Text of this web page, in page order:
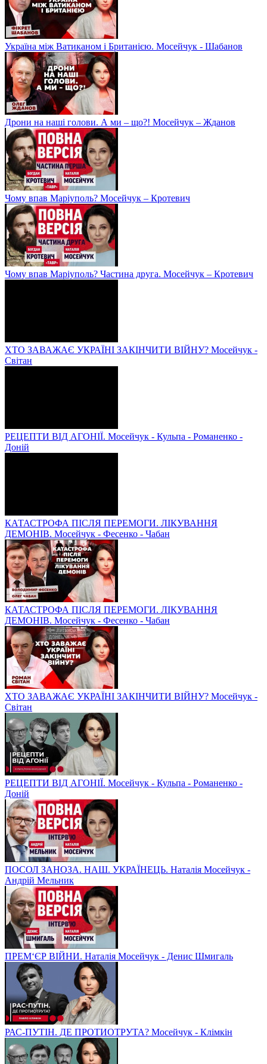
Україна між Ватиканом і Британією. Мосейчук - Шабанов
Дрони на наші голови. А ми – що?! Мосейчук – Жданов
Чому впав Маріуполь? Мосейчук – Кротевич
Чому впав Маріуполь? Частина друга. Мосейчук – Кротевич
ХТО ЗАВАЖАЄ УКРАЇНІ ЗАКІНЧИТИ ВІЙНУ? Мосейчук -
Світан
РЕЦЕПТИ ВІД АГОНІЇ. Мосейчук - Кульпа - Романенко -
Доній
КАТАСТРОФА ПІСЛЯ ПЕРЕМОГИ. ЛІКУВАННЯ
ДЕМОНІВ. Мосейчук - Фесенко - Чабан
КАТАСТРОФА ПІСЛЯ ПЕРЕМОГИ. ЛІКУВАННЯ
ДЕМОНІВ. Мосейчук - Фесенко - Чабан
ХТО ЗАВАЖАЄ УКРАЇНІ ЗАКІНЧИТИ ВІЙНУ? Мосейчук -
Світан
РЕЦЕПТИ ВІД АГОНІЇ. Мосейчук - Кульпа - Романенко -
Доній
ПОСОЛ ЗАНОЗА. НАШ. УКРАЇНЕЦЬ. Наталія Мосейчук -
Андрій Мельник
ПРЕМ‘ЄР ВІЙНИ. Наталія Мосейчук - Денис Шмигаль
РАС-ПУТІН. ДЕ ПРОТИОТРУТА? Мосейчук - Клімкін